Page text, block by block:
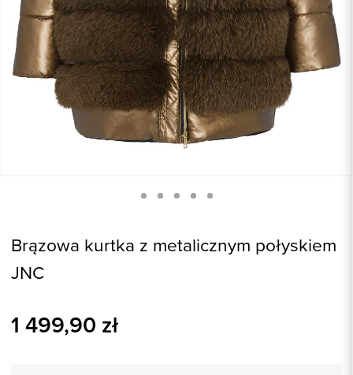
Brązowa kurtka z metalicznym połyskiem
JNC
1 499,90 zł